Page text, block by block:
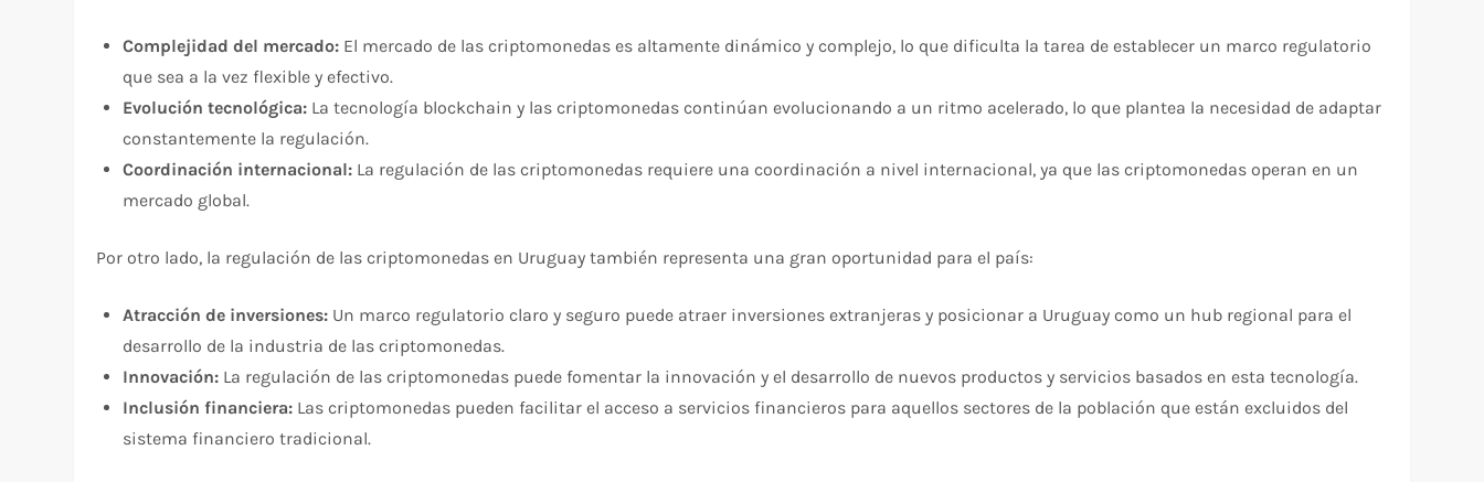
Complejidad del mercado: El mercado de las criptomonedas es altamente dinámico y complejo, lo que dificulta la tarea de establecer un marco regulatorio
que sea a la vez flexible y efectivo.
Evolución tecnológica: La tecnología blockchain y las criptomonedas continúan evolucionando a un ritmo acelerado, lo que plantea la necesidad de adaptar
constantemente la regulación.
Coordinación internacional: La regulación de las criptomonedas requiere una coordinación a nivel internacional, ya que las criptomonedas operan en un
mercado global.
Por otro lado, la regulación de las criptomonedas en Uruguay también representa una gran oportunidad para el país:
Atracción de inversiones: Un marco regulatorio claro y seguro puede atraer inversiones extranjeras y posicionar a Uruguay como un hub regional para el
desarrollo de la industria de las criptomonedas.
Innovación: La regulación de las criptomonedas puede fomentar la innovación y el desarrollo de nuevos productos y servicios basados en esta tecnología.
Inclusión financiera: Las criptomonedas pueden facilitar el acceso a servicios financieros para aquellos sectores de la población que están excluidos del
sistema financiero tradicional.